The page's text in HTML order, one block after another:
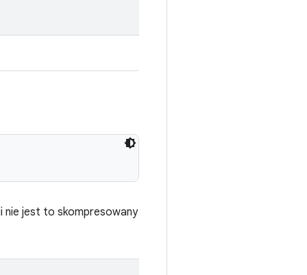
nie jest to skompresowany